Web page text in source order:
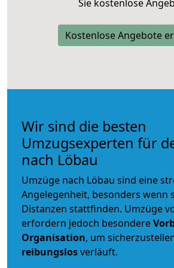
Sie kostenlose
Kostenlose Angebote
Wir sind die besten
Umzugsexperten für
nach Löbau
Umzüge nach Löbau sind eine
Angelegenheit, besonders wenn
Distanzen stattfinden. Umzüge
erfordern jedoch besondere
Organisation, um
reibungslosverläuft.